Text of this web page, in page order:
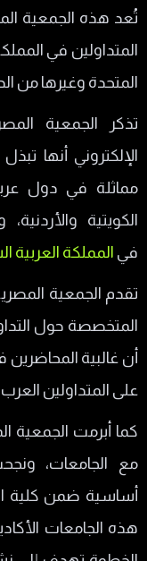
تُعد هذه الجمعية
المتداولين في
المتحدة وغيرها من
تذكر الجمعية
الإلكتروني أنها
مماثلة في دول
الكويتية
في المملكة العربية
تقدم الجمعية
المتخصصة حول
أن غالبية
على المتداولين
كما أبرمت الجمعية
مع الجامعات،
أساسية ضمن كلية
هذه الجامعات